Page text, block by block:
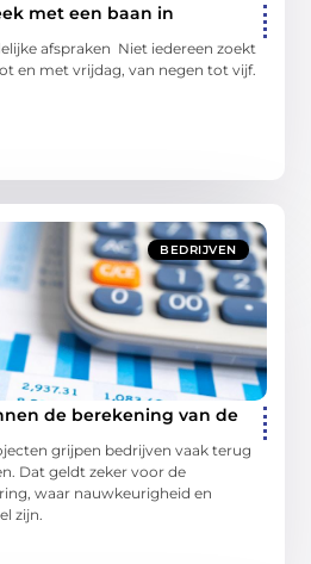
met een baan in
afspraken Niet iedereen zoekt
en met vrijdag, van negen tot vijf.
BEDRIJVEN
de berekening van de
grijpen bedrijven vaak terug
Dat geldt zeker voor de
waar nauwkeurigheid en
zijn.